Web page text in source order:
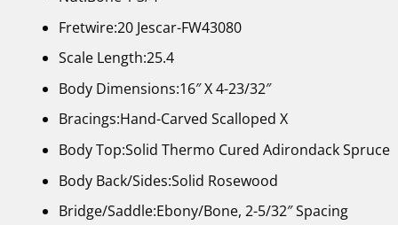
Fretwire:20 Jescar-FW43080
Scale Length:25.4
Body Dimensions:16″ X 4-23/32″
Bracings:Hand-Carved Scalloped X
Body Top:Solid Thermo Cured Adirondack Spruce
Body Back/Sides:Solid Rosewood
Bridge/Saddle:Ebony/Bone, 2-5/32″ Spacing